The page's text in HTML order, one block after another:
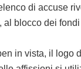
di accuse
blocco dei
vista, il logo